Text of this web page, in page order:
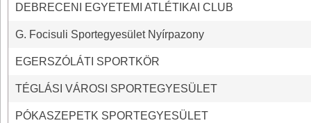
DEBRECENI EGYETEMI ATLÉTIKAI CLUB
G. Focisuli Sportegyesület Nyírpazony
EGERSZÓLÁTI SPORTKÖR
TÉGLÁSI VÁROSI SPORTEGYESÜLET
PÓKASZEPETK SPORTEGYESÜLET